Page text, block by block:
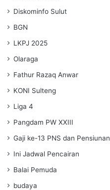
Diskominfo Sulut
BGN
LKPJ 2025
Olaraga
Fathur Razaq Anwar
KONI Sulteng
Liga 4
Pangdam PW XXIII
Gaji ke-13 PNS dan Pensiunan
Ini Jadwal Pencairan
Balai Pemuda
budaya